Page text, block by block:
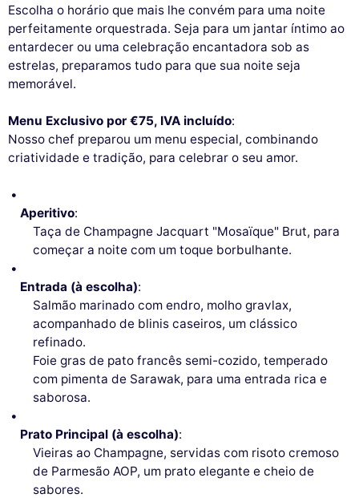
Escolha o horário que mais lhe convém para uma noite
perfeitamente orquestrada. Seja para um jantar íntimo ao
entardecer ou uma celebração encantadora sob as
estrelas, preparamos tudo para que sua noite seja
memorável.
Menu Exclusivo por €75, IVA incluído:
Nosso chef preparou um menu especial, combinando
criatividade e tradição, para celebrar o seu amor.
Aperitivo:
Taça de Champagne Jacquart "Mosaïque" Brut, para
começar a noite com um toque borbulhante.
Entrada (à escolha):
Salmão marinado com endro, molho gravlax,
acompanhado de blinis caseiros, um clássico
refinado.
Foie gras de pato francês semi-cozido, temperado
com pimenta de Sarawak, para uma entrada rica e
saborosa.
Prato Principal (à escolha):
Vieiras ao Champagne, servidas com risoto cremoso
de Parmesão AOP, um prato elegante e cheio de
sabores.